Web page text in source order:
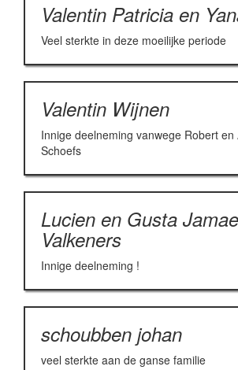
Valentin Patricia en
Veel sterkte in deze moeilijke periode
Valentin Wijnen
Innige deelneming vanwege Robert en
Schoefs
Lucien en Gusta
Valkeners
Innige deelneming !
schoubben johan
veel sterkte aan de ganse familie